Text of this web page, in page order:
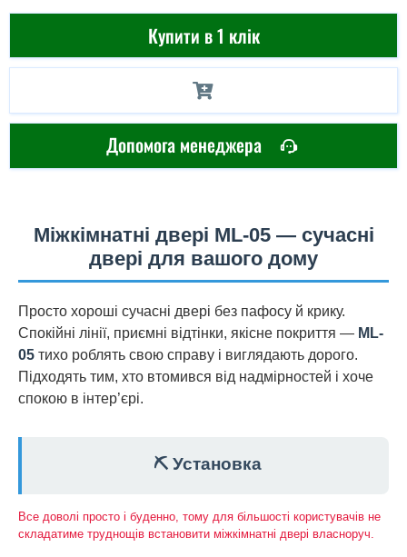
Купити в 1 клік
Допомога менеджера
Міжкімнатні двері ML-05 — сучасні
двері для вашого дому
Просто хороші сучасні двері без пафосу й крику.
Спокійні лінії, приємні відтінки, якісне покриття — ML-
05 тихо роблять свою справу і виглядають дорого.
Підходять тим, хто втомився від надмірностей і хоче
спокою в інтер’єрі.
⛏️ Установка
Все доволі просто і буденно, тому для більшості користувачів не
складатиме труднощів встановити міжкімнатні двері власноруч.